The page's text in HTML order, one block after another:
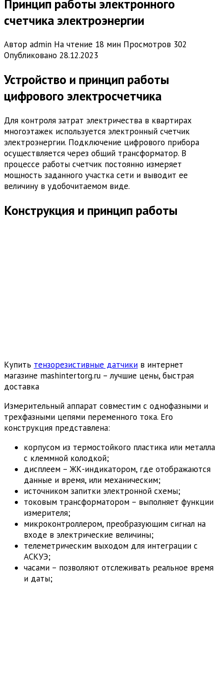
Принцип работы электронного
счетчика электроэнергии
Автор admin На чтение 18 мин Просмотров 302
Опубликовано 28.12.2023
Устройство и принцип работы
цифрового электросчетчика
Для контроля затрат электричества в квартирах
многоэтажек используется электронный счетчик
электроэнергии. Подключение цифрового прибора
осуществляется через общий трансформатор. В
процессе работы счетчик постоянно измеряет
мощность заданного участка сети и выводит ее
величину в удобочитаемом виде.
Конструкция и принцип работы
Купить тензорезистивные датчики в интернет
магазине mashintertorg.ru – лучшие цены, быстрая
доставка
Измерительный аппарат совместим с однофазными и
трехфазными цепями переменного тока. Его
конструкция представлена:
корпусом из термостойкого пластика или металла
с клеммной колодкой;
дисплеем – ЖК-индикатором, где отображаются
данные и время, или механическим;
источником запитки электронной схемы;
токовым трансформатором – выполняет функции
измерителя;
микроконтроллером, преобразующим сигнал на
входе в электрические величины;
телеметрическим выходом для интеграции с
АСКУЭ;
часами – позволяют отслеживать реальное время
и даты;